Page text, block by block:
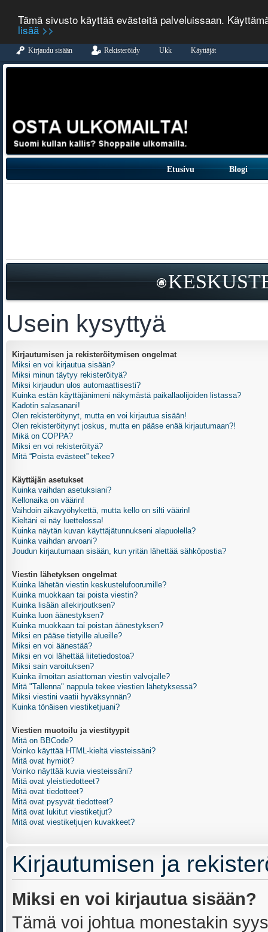
Tämä sivusto käyttää evästeitä palveluissaan.
lisää >>
Kirjaudu sisään Rekisteröidy Ukk Käyttäjät
Etusivu Blogi
Usein kysyttyä
Kirjautumisen ja rekisteröitymisen ongelmat
Miksi en voi kirjautua sisään?
Miksi minun täytyy rekisteröityä?
Miksi kirjaudun ulos automaattisesti?
Kuinka estän käyttäjänimeni näkymästä paikallaolijoiden listassa?
Kadotin salasanani!
Olen rekisteröitynyt, mutta en voi kirjautua sisään!
Olen rekisteröitynyt joskus, mutta en pääse enää kirjautumaan?!
Mikä on COPPA?
Miksi en voi rekisteröityä?
Mitä “Poista evästeet” tekee?
Käyttäjän asetukset
Kuinka vaihdan asetuksiani?
Kellonaika on väärin!
Vaihdoin aikavyöhykettä, mutta kello on silti väärin!
Kieltäni ei näy luettelossa!
Kuinka näytän kuvan käyttäjätunnukseni alapuolella?
Kuinka vaihdan arvoani?
Joudun kirjautumaan sisään, kun yritän lähettää sähköpostia?
Viestin lähetyksen ongelmat
Kuinka lähetän viestin keskustelufoorumille?
Kuinka muokkaan tai poista viestin?
Kuinka lisään allekirjoutksen?
Kuinka luon äänestyksen?
Kuinka muokkaan tai poistan äänestyksen?
Miksi en pääse tietyille alueille?
Miksi en voi äänestää?
Miksi en voi lähettää liitetiedostoa?
Miksi sain varoituksen?
Kuinka ilmoitan asiattoman viestin valvojalle?
Mitä "Tallenna" nappula tekee viestien lähetyksessä?
Miksi viestini vaatii hyväksynnän?
Kuinka tönäisen viestiketjuani?
Viestien muotoilu ja viestityypit
Mitä on BBCode?
Voinko käyttää HTML-kieltä viesteissäni?
Mitä ovat hymiöt?
Voinko näyttää kuvia viesteissäni?
Mitä ovat yleistiedotteet?
Mitä ovat tiedotteet?
Mitä ovat pysyvät tiedotteet?
Mitä ovat lukitut viestiketjut?
Mitä ovat viestiketjujen kuvakkeet?
Kirjautumisen ja
Miksi en voi kirjautua sisään?
Tämä voi johtua monestakin